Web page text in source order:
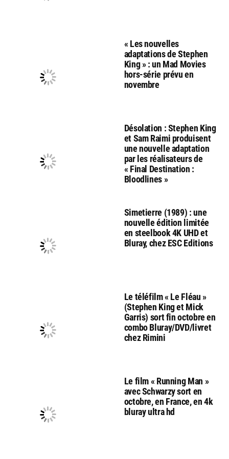
« Les nouvelles
adaptations de Stephen
King » : un Mad Movies
hors-série prévu en
novembre
Désolation : Stephen King
et Sam Raimi produisent
une nouvelle adaptation
par les réalisateurs de
« Final Destination :
Bloodlines »
Simetierre (1989) : une
nouvelle édition limitée
en steelbook 4K UHD et
Bluray, chez ESC Editions
Le téléfilm « Le Fléau »
(Stephen King et Mick
Garris) sort fin octobre en
combo Bluray/DVD/livret
chez Rimini
Le film « Running Man »
avec Schwarzy sort en
octobre, en France, en 4k
bluray ultra hd